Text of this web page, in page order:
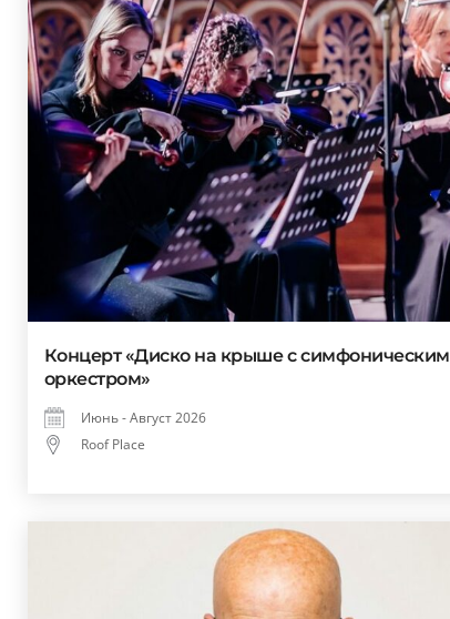
Концерт «Диско на крыше с симфоническим
оркестром»
Июнь - Август 2026
Roof Place